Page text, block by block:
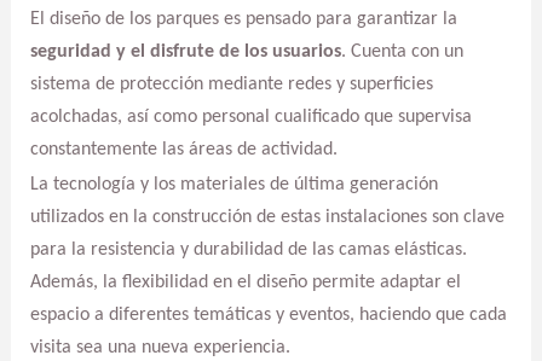
El diseño de los parques es pensado para garantizar la
seguridad y el disfrute de los usuarios. Cuenta con un
sistema de protección mediante redes y superficies
acolchadas, así como personal cualificado que supervisa
constantemente las áreas de actividad.
La tecnología y los materiales de última generación
utilizados en la construcción de estas instalaciones son clave
para la resistencia y durabilidad de las camas elásticas.
Además, la flexibilidad en el diseño permite adaptar el
espacio a diferentes temáticas y eventos, haciendo que cada
visita sea una nueva experiencia.